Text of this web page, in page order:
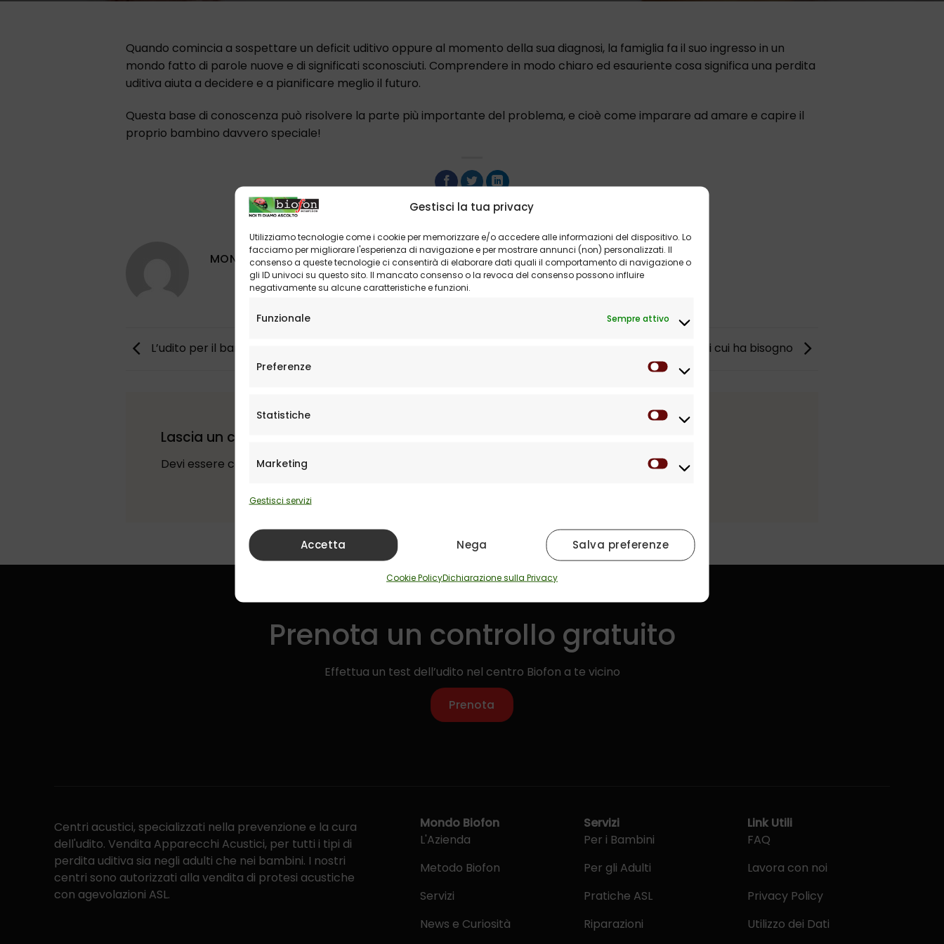
Gestisci la tua privacy
Utilizziamo tecnologie come i cookie per memorizzare e/o accedere alle informazioni del dispositivo. Lo
facciamo per migliorare l'esperienza di navigazione e per mostrare annunci (non) personalizzati. Il
consenso a queste tecnologie ci consentirà di elaborare dati quali il comportamento di navigazione o
gli ID univoci su questo sito. Il mancato consenso o la revoca del consenso possono influire
negativamente su alcune caratteristiche e funzioni.
Funzionale Sempre attivo
Preferenze Preferenze
Statistiche Statistiche
Marketing Marketing
Gestisci servizi
Accetta Nega Salva preferenze
Cookie PolicyDichiarazione sulla Privacy
Quando comincia a sospettare un deficit uditivo oppure al momento della sua diagnosi, la famiglia fa il suo ingresso in un
mondo fatto di parole nuove e di significati sconosciuti. Comprendere in modo chiaro ed esauriente cosa significa una perdita
uditiva aiuta a decidere e a pianificare meglio il futuro.
Questa base di conoscenza può risolvere la parte più importante del problema, e cioè come imparare ad amare e capire il
proprio bambino davvero speciale!
MONTESILVANO
L’udito per il bambino Come dare al bambino l’aiuto di cui ha bisogno
Lascia un commento
Devi essere connessoper inviare un commento.
Prenota un controllo gratuito
Effettua un test dell’udito nel centro Biofon a te vicino
Prenota
Centri acustici, specializzati nella prevenzione e la cura
dell'udito. Vendita Apparecchi Acustici, per tutti i tipi di
perdita uditiva sia negli adulti che nei bambini. I nostri
centri sono autorizzati alla vendita di protesi acustiche
con agevolazioni ASL.
Mondo Biofon
L'Azienda
Metodo Biofon
Servizi
News e Curiosità
Servizi
Per i Bambini
Per gli Adulti
Pratiche ASL
Riparazioni
Link Utili
FAQ
Lavora con noi
Privacy Policy
Utilizzo dei Dati